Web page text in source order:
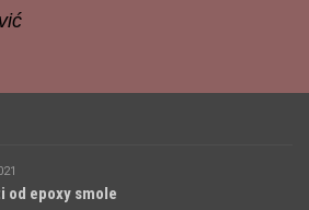
od epoxy smole